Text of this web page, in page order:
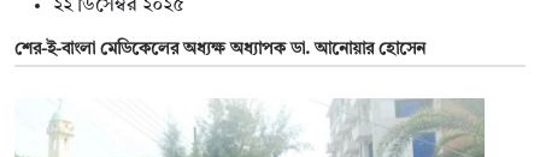
২২ ডিসেম্বর ২০২৫
শের-ই-বাংলা মেডিকেলের অধ্যক্ষ অধ্যাপক ডা. আনোয়ার হোসেন